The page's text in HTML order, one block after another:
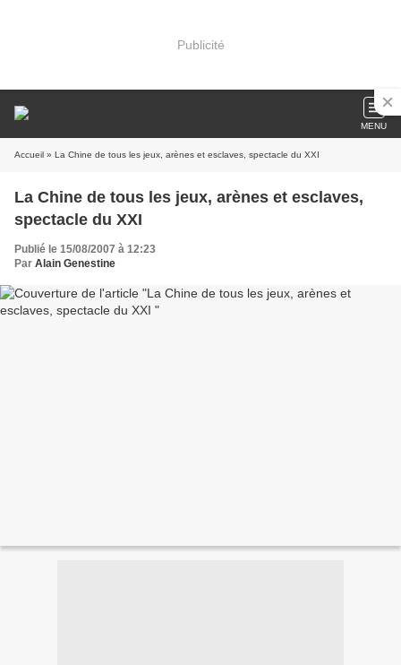
Publicité
MENU
Accueil » La Chine de tous les jeux, arènes et esclaves, spectacle du XXI
La Chine de tous les jeux, arènes et esclaves,
spectacle du XXI
Publié le 15/08/2007 à 12:23
Par Alain Genestine